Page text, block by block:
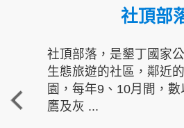
社頂部
社頂部落，是墾丁國家
生態旅遊的社區，鄰近
園，每年9、10月間，
鷹及灰 ...